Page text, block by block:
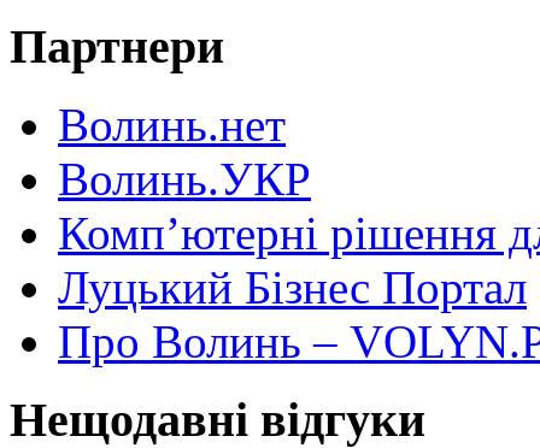
Партнери
Волинь.нет
Волинь.УКР
Комп’ютерні рішення
Луцький Бізнес Портал
Про Волинь –
Нещодавні відгуки